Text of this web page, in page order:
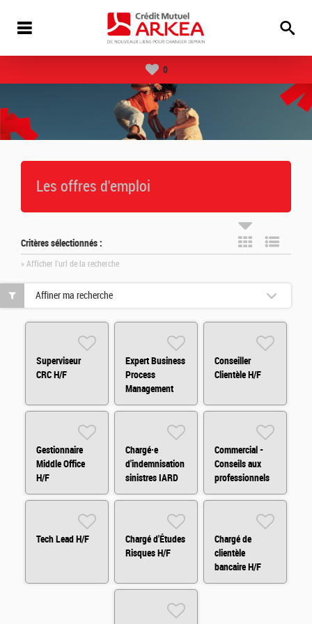
0
Les offres d'emploi
Critères sélectionnés :
» Afficher l'url de la recherche
Superviseur
CRC H/F
Expert Business
Process
Management
(BPM) H/F
Conseiller
Clientèle H/F
Gestionnaire
Middle Office
H/F
Chargé·e
d'indemnisation
sinistres IARD
H/F
Commercial -
Conseils aux
professionnels
et
Tech Lead H/F
Chargé d'Études
Risques H/F
Chargé de
clientèle
bancaire H/F
Affiner ma recherche